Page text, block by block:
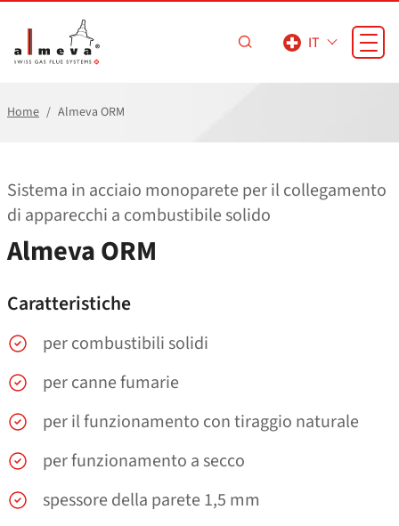
IT
Home Almeva ORM
Sistema in acciaio monoparete per il collegamento
di apparecchi a combustibile solido
Almeva ORM
Caratteristiche
per combustibili solidi
per canne fumarie
per il funzionamento con tiraggio naturale
per funzionamento a secco
spessore della parete 1,5 mm